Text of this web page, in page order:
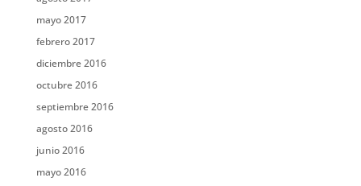
mayo 2017
febrero 2017
diciembre 2016
octubre 2016
septiembre 2016
agosto 2016
junio 2016
mayo 2016